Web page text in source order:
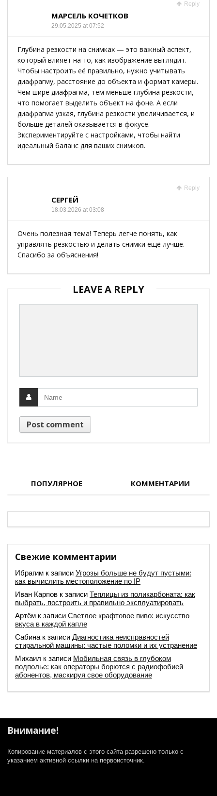
Reply
МАРСЕЛЬ КОЧЕТКОВ
29.05.2025 at 07:52
Глубина резкости на снимках — это важный аспект,
который влияет на то, как изображение выглядит.
Чтобы настроить её правильно, нужно учитывать
диафрагму, расстояние до объекта и формат камеры.
Чем шире диафрагма, тем меньше глубина резкости,
что помогает выделить объект на фоне. А если
диафрагма узкая, глубина резкости увеличивается, и
больше деталей оказывается в фокусе.
Экспериментируйте с настройками, чтобы найти
идеальный баланс для ваших снимков.
Reply
СЕРГЕЙ
18.03.2026 at 03:08
Очень полезная тема! Теперь легче понять, как
управлять резкостью и делать снимки ещё лучше.
Спасибо за объяснения!
LEAVE A REPLY
ПОПУЛЯРНОЕ КОММЕНТАРИИ
Свежие комментарии
Ибрагим к записи Угрозы больше не будут пустыми:
как вычислить местоположение по IP
Иван Карпов к записи Теплицы из поликарбоната: как
выбрать, построить и правильно эксплуатировать
Артём к записи Светлое крафтовое пиво: искусство
вкуса в каждой капле
Сабина к записи Диагностика неисправностей
стиральной машины: частые поломки и их устранение
Михаил к записи Мобильная связь в глубоком
подполье: как операторы борются с радиофобией
абонентов, маскируя свое оборудование
Внимание!
Копирование материалов с этого сайта разрешено только с
указанием активной ссылки на первоисточник.